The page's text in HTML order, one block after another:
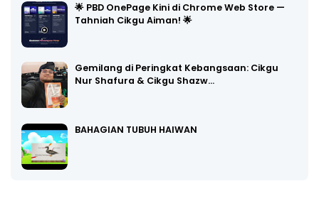
🌟 PBD OnePage Kini di Chrome Web Store —
Tahniah Cikgu Aiman! 🌟
Gemilang di Peringkat Kebangsaan: Cikgu
Nur Shafura & Cikgu Shazw…
BAHAGIAN TUBUH HAIWAN